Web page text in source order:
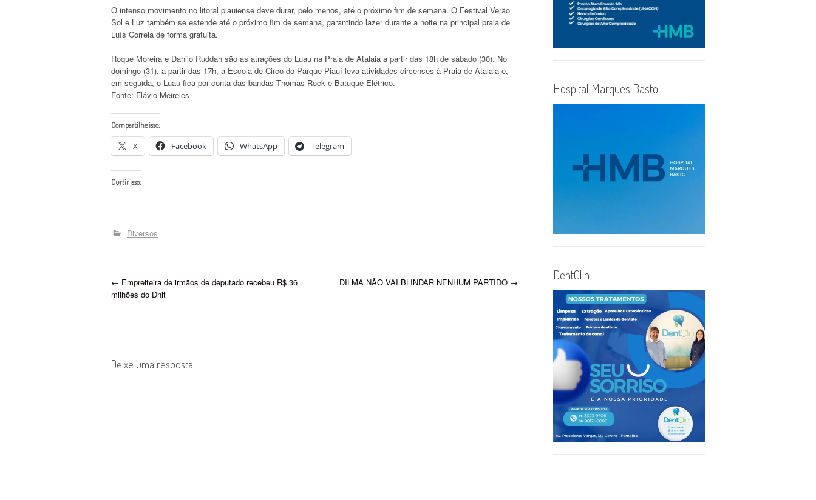
O intenso movimento no litoral piauiense deve durar, pelo menos, até o próximo fim de semana. O Festival Verão
Sol e Luz também se estende até o próximo fim de semana, garantindo lazer durante a noite na principal praia de
Luís Correia de forma gratuita.
Roque Moreira e Danilo Ruddah são as atrações do Luau na Praia de Atalaia a partir das 18h de sábado (30). No
domingo (31), a partir das 17h, a Escola de Circo do Parque Piauí leva atividades circenses à Praia de Atalaia e,
em seguida, o Luau fica por conta das bandas Thomas Rock e Batuque Elétrico.
Fonte: Flávio Meireles
Compartilhe isso:
X Facebook WhatsApp Telegram
Curtir isso:
Diversos
P
t
← Empreiteira de irmãos de deputado recebeu R$ 36
milhões do Dnit
DILMA NÃO VAI BLINDAR NENHUM PARTIDO →
Deixe uma resposta
Hospital Marques Basto
DentClin